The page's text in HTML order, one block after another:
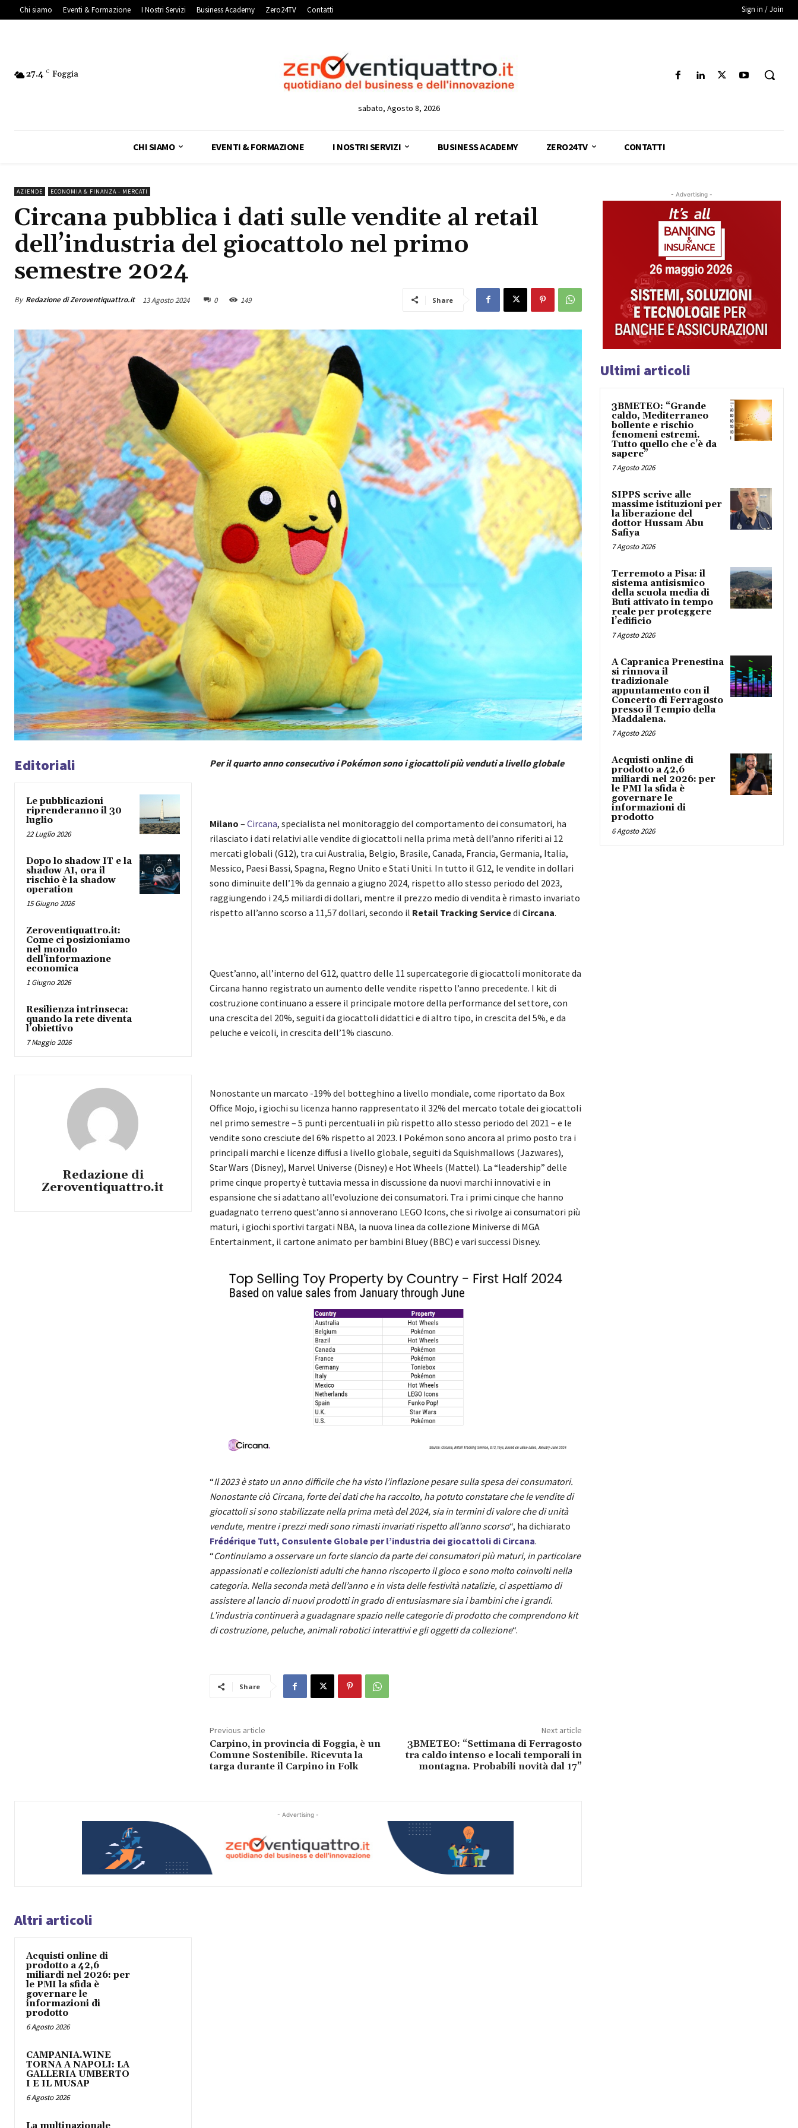
Chi siamo Eventi & Formazione I Nostri Servizi Business Academy Zero24TV Contatti Sign in / Join
27.4 C Foggia
sabato, Agosto 8, 2026
CHI SIAMO EVENTI & FORMAZIONE I NOSTRI SERVIZI BUSINESS ACADEMY ZERO24TV CONTATTI
AZIENDE ECONOMIA & FINANZA - MERCATI
Circana pubblica i dati sulle vendite al retail
dell’industria del giocattolo nel primo
semestre 2024
By Redazione di Zeroventiquattro.it 13 Agosto 2024 0 149 Share
Editoriali
Le pubblicazioni
riprenderanno il 30
luglio
22 Luglio 2026
Dopo lo shadow IT e la
shadow AI, ora il
rischio è la shadow
operation
15 Giugno 2026
Zeroventiquattro.it:
Come ci posizioniamo
nel mondo
dell’informazione
economica
1 Giugno 2026
Resilienza intrinseca:
quando la rete diventa
l’obiettivo
7 Maggio 2026
Redazione di
Zeroventiquattro.it
Per il quarto anno consecutivo i Pokémon sono i giocattoli più venduti a livello globale
Milano – Circana, specialista nel monitoraggio del comportamento dei consumatori, ha
rilasciato i dati relativi alle vendite di giocattoli nella prima metà dell’anno riferiti ai 12
mercati globali (G12), tra cui Australia, Belgio, Brasile, Canada, Francia, Germania, Italia,
Messico, Paesi Bassi, Spagna, Regno Unito e Stati Uniti. In tutto il G12, le vendite in dollari
sono diminuite dell’1% da gennaio a giugno 2024, rispetto allo stesso periodo del 2023,
raggiungendo i 24,5 miliardi di dollari, mentre il prezzo medio di vendita è rimasto invariato
rispetto all’anno scorso a 11,57 dollari, secondo il Retail Tracking Servicedi Circana.
Quest’anno, all’interno del G12, quattro delle 11 supercategorie di giocattoli monitorate da
Circana hanno registrato un aumento delle vendite rispetto l’anno precedente. I kit di
costruzione continuano a essere il principale motore della performance del settore, con
una crescita del 20%, seguiti da giocattoli didattici e di altro tipo, in crescita del 5%, e da
peluche e veicoli, in crescita dell’1% ciascuno.
Nonostante un marcato -19% del botteghino a livello mondiale, come riportato da Box
Office Mojo, i giochi su licenza hanno rappresentato il 32% del mercato totale dei giocattoli
nel primo semestre – 5 punti percentuali in più rispetto allo stesso periodo del 2021 – e le
vendite sono cresciute del 6% rispetto al 2023. I Pokémon sono ancora al primo posto tra i
principali marchi e licenze diffusi a livello globale, seguiti da Squishmallows (Jazwares),
Star Wars (Disney), Marvel Universe (Disney) e Hot Wheels (Mattel). La “leadership” delle
prime cinque property è tuttavia messa in discussione da nuovi marchi innovativi e in
espansione che si adattano all’evoluzione dei consumatori. Tra i primi cinque che hanno
guadagnato terreno quest’anno si annoverano LEGO Icons, che si rivolge ai consumatori più
maturi, i giochi sportivi targati NBA, la nuova linea da collezione Miniverse di MGA
Entertainment, il cartone animato per bambini Bluey (BBC) e vari successi Disney.
“Il 2023 è stato un anno difficile che ha visto l’inflazione pesare sulla spesa dei consumatori.
Nonostante ciò Circana, forte dei dati che ha raccolto, ha potuto constatare che le vendite di
giocattoli si sono stabilizzate nella prima metà del 2024, sia in termini di valore che di unità
vendute, mentre i prezzi medi sono rimasti invariati rispetto all’anno scorso“, ha dichiarato
Frédérique Tutt, Consulente Globale per l’industria dei giocattoli di Circana.
“Continuiamo a osservare un forte slancio da parte dei consumatori più maturi, in particolare
appassionati e collezionisti adulti che hanno riscoperto il gioco e sono molto coinvolti nella
categoria. Nella seconda metà dell’anno e in vista delle festività natalizie, ci aspettiamo di
assistere al lancio di nuovi prodotti in grado di entusiasmare sia i bambini che i grandi.
L’industria continuerà a guadagnare spazio nelle categorie di prodotto che comprendono kit
di costruzione, peluche, animali robotici interattivi e gli oggetti da collezione“.
Share
Previous article
Carpino, in provincia di Foggia, è un
Comune Sostenibile. Ricevuta la
targa durante il Carpino in Folk
Next article
3BMETEO: “Settimana di Ferragosto
tra caldo intenso e locali temporali in
montagna. Probabili novità dal 17”
- Advertising -
Altri articoli
Acquisti online di
prodotto a 42,6
miliardi nel 2026: per
le PMI la sfida è
governare le
informazioni di
prodotto
6 Agosto 2026
CAMPANIA.WINE
TORNA A NAPOLI: LA
GALLERIA UMBERTO
I E IL MUSAP
6 Agosto 2026
- Advertising -
Ultimi articoli
3BMETEO: “Grande
caldo, Mediterraneo
bollente e rischio
fenomeni estremi.
Tutto quello che c’è da
sapere”
7 Agosto 2026
SIPPS scrive alle
massime istituzioni per
la liberazione del
dottor Hussam Abu
Safiya
7 Agosto 2026
Terremoto a Pisa: il
sistema antisismico
della scuola media di
Buti attivato in tempo
reale per proteggere
l’edificio
7 Agosto 2026
A Capranica Prenestina
si rinnova il
tradizionale
appuntamento con il
Concerto di Ferragosto
presso il Tempio della
Maddalena.
7 Agosto 2026
Acquisti online di
prodotto a 42,6
miliardi nel 2026: per
le PMI la sfida è
governare le
informazioni di
prodotto
6 Agosto 2026